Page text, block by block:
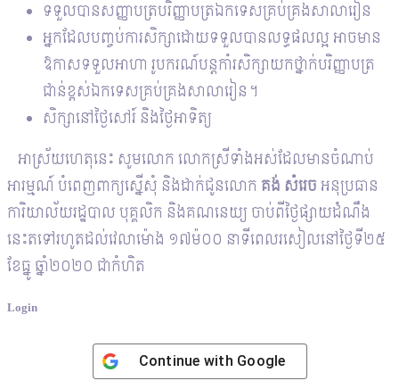
ទទួលបានសញ្ញាបត្របរិញ្ញាបត្រឯកទេសគ្រប់គ្រងសាលារៀន
អ្នកដែលបញ្ចប់ការសិក្សាដោយទទួលបានលទ្ធផលល្អ អាចមាន
ឱកាសទទួលអាហា រូបករណ៍បន្តកាំរសិក្សាយកថ្នាក់បរិញ្ញាបត្រ
ជាន់ខ្ពស់ឯកទេសគ្រប់គ្រងសាលារៀន។
សិក្សានៅថ្ងៃសៅរ៍ និងថ្ងៃអាទិត្យ
អាស្រ័យហេតុនេះ សូមលោក លោកស្រីទាំងអស់ដែលមានចំណាប់
អារម្មណ៍ បំពេញពាក្យស្នើសុំ និងដាក់ជូនលោក គង់ សំរេចអនុប្រធាន
ការិយាល័យរដ្ឋបាល បុគ្គលិក និងគណនេយ្យ ចាប់ពីថ្ងៃផ្សាយដំណឹង
នេះតទៅរហូតដល់វេលាម៉ោង ១៧ម៉០០ នាទីពេលរសៀលនៅថ្ងៃទី២៥
ខែធ្នូ ឆ្នាំ២០២០ ជាកំហិត
Login
Continue with Google